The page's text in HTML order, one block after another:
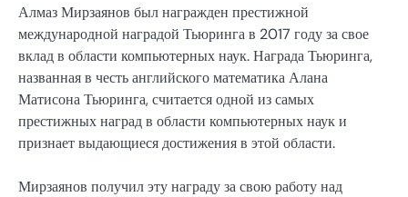
Алмаз Мирзаянов был награжден престижной
международной наградой Тьюринга в 2017 году за свое
вклад в области компьютерных наук. Награда Тьюринга,
названная в честь английского математика Алана
Матисона Тьюринга, считается одной из самых
престижных наград в области компьютерных наук и
признает выдающиеся достижения в этой области.
Мирзаянов получил эту награду за свою работу над